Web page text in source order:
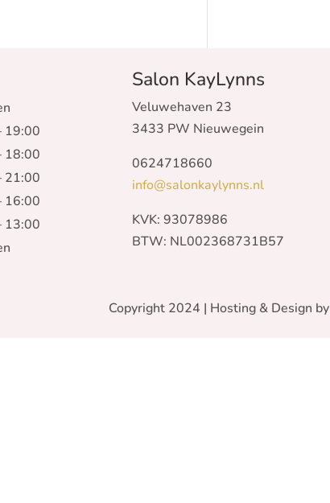
19:00
18:00
21:00
16:00
13:00
Salon KayLynns
Veluwehaven 23
3433 PW Nieuwegein
0624718660
info@salonkaylynns.nl
KVK: 93078986
BTW: NL002368731B57
Copyright 2024 | Hosting & Design by